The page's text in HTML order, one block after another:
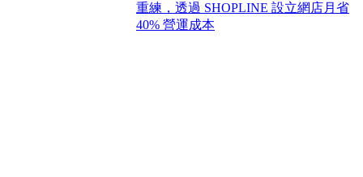
重練，透過 SHOPLINE 設立網店月省
40% 營運成本